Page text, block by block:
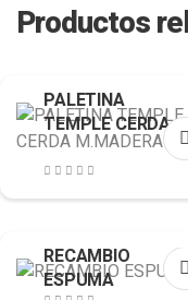
Productos
PALETINA
TEMPLE CERDA
M.MADERA
RECAMBIO
ESPUMA